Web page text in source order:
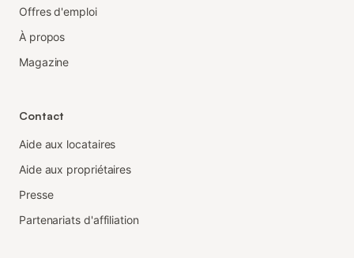
Offres d'emploi
À propos
Magazine
Contact
Aide aux locataires
Aide aux propriétaires
Presse
Partenariats d'affiliation